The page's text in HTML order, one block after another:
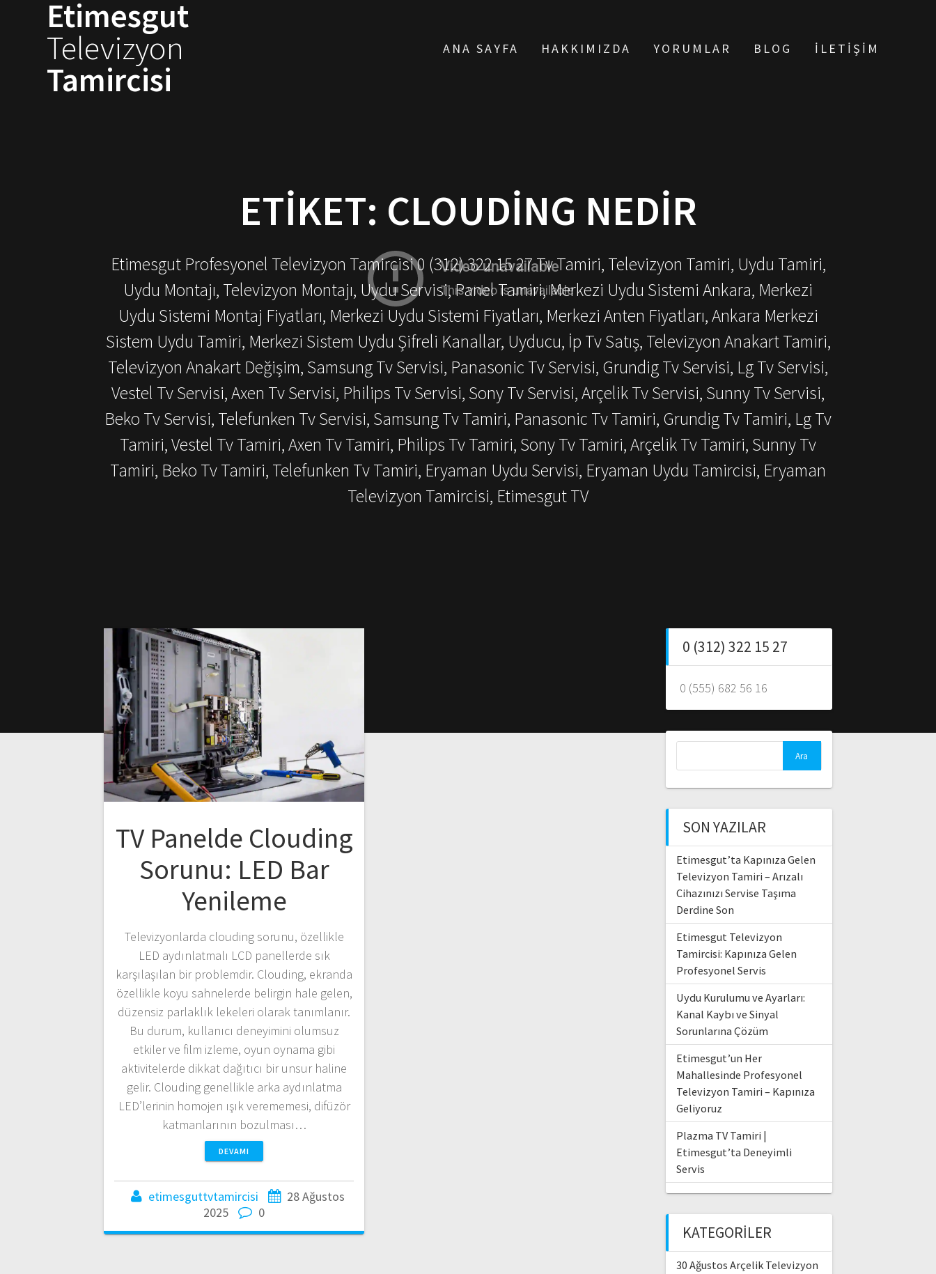
Etimesgut
Televizyon
Tamircisi
ANA SAYFA HAKKIMIZDA YORUMLAR BLOG İLETIŞIM
ETIKET: CLOUDING NEDIR
Etimesgut Profesyonel Televizyon Tamircisi 0 (312) 322 15 27 Tv Tamiri, Televizyon Tamiri, Uydu Tamiri,
Uydu Montajı, Televizyon Montajı, Uydu Servisi, Panel Tamiri, Merkezi Uydu Sistemi Ankara, Merkezi
Uydu Sistemi Montaj Fiyatları, Merkezi Uydu Sistemi Fiyatları, Merkezi Anten Fiyatları, Ankara Merkezi
Sistem Uydu Tamiri, Merkezi Sistem Uydu Şifreli Kanallar, Uyducu, İp Tv Satış, Televizyon Anakart Tamiri,
Televizyon Anakart Değişim, Samsung Tv Servisi, Panasonic Tv Servisi, Grundig Tv Servisi, Lg Tv Servisi,
Vestel Tv Servisi, Axen Tv Servisi, Philips Tv Servisi, Sony Tv Servisi, Arçelik Tv Servisi, Sunny Tv Servisi,
Beko Tv Servisi, Telefunken Tv Servisi, Samsung Tv Tamiri, Panasonic Tv Tamiri, Grundig Tv Tamiri, Lg Tv
Tamiri, Vestel Tv Tamiri, Axen Tv Tamiri, Philips Tv Tamiri, Sony Tv Tamiri, Arçelik Tv Tamiri, Sunny Tv
Tamiri, Beko Tv Tamiri, Telefunken Tv Tamiri, Eryaman Uydu Servisi, Eryaman Uydu Tamircisi, Eryaman
Televizyon Tamircisi, Etimesgut TV
TV Panelde Clouding
Sorunu: LED Bar
Yenileme
Televizyonlarda clouding sorunu, özellikle
LED aydınlatmalı LCD panellerde sık
karşılaşılan bir problemdir. Clouding, ekranda
özellikle koyu sahnelerde belirgin hale gelen,
düzensiz parlaklık lekeleri olarak tanımlanır.
Bu durum, kullanıcı deneyimini olumsuz
etkiler ve film izleme, oyun oynama gibi
aktivitelerde dikkat dağıtıcı bir unsur haline
gelir. Clouding genellikle arka aydınlatma
LED’lerinin homojen ışık verememesi, difüzör
katmanlarının bozulması…
DEVAMI
etimesguttvtamircisi
28 Ağustos
2025
0
0 (312) 322 15 27
0 (555) 682 56 16
SON YAZILAR
Etimesgut’ta Kapınıza Gelen
Televizyon Tamiri – Arızalı
Cihazınızı Servise Taşıma
Derdine Son
Etimesgut Televizyon
Tamircisi: Kapınıza Gelen
Profesyonel Servis
Uydu Kurulumu ve Ayarları:
Kanal Kaybı ve Sinyal
Sorunlarına Çözüm
Etimesgut’un Her
Mahallesinde Profesyonel
Televizyon Tamiri – Kapınıza
Geliyoruz
Plazma TV Tamiri |
Etimesgut’ta Deneyimli
Servis
KATEGORILER
30 Ağustos Arçelik Televizyon